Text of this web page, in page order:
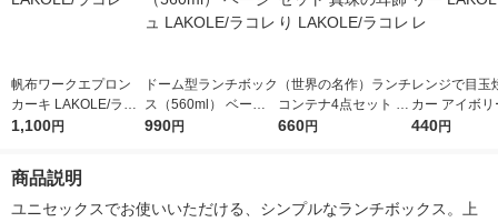
帆布ワークエプロン
カーキ LAKOLE/ラコ
レ
1,100円
ドーム型ランチボック
ス（560ml） ベージ
ュ LAKOLE/ラコレ
990円
（世界の名作）ランチ
コンテナ4点セット 真
珠の耳飾り LAKOLE/
660円
レンジで目玉
カー アイボ
OLE/ラコレ
440円
商品説明
ユニセックスでお使いいただける、シンプルなランチボックス。上